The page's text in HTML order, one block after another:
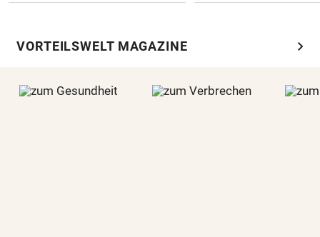
VORTEILSWELT MAGAZINE chevron_right